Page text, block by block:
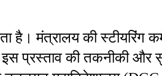
है। मंत्रालय की स्टीयरिंग
प्रस्ताव की तकनीकी और